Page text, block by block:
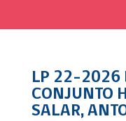
LP 22-2026
CONJUNTO
SALAR,